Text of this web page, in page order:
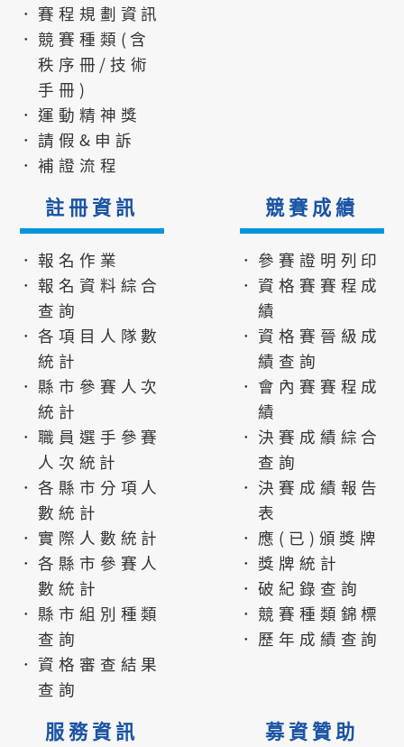
．賽程規劃資訊
．競賽種類(含
秩序冊/技術
手冊)
．運動精神獎
．請假&申訴
．補證流程
註冊資訊
．報名作業
．報名資料綜合
查詢
．各項目人隊數
統計
．縣市參賽人次
統計
．職員選手參賽
人次統計
．各縣市分項人
數統計
．實際人數統計
．各縣市參賽人
數統計
．縣市組別種類
查詢
．資格審查結果
查詢
競賽成績
．參賽證明列印
．資格賽賽程成
績
．資格賽晉級成
績查詢
．會內賽賽程成
績
．決賽成績綜合
查詢
．決賽成績報告
表
．應(已)頒獎牌
．獎牌統計
．破紀錄查詢
．競賽種類錦標
．歷年成績查詢
服務資訊 募資贊助